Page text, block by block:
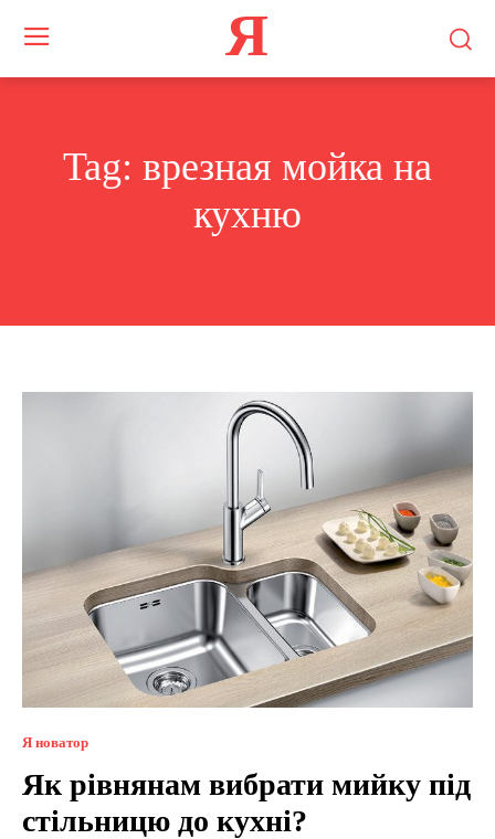
Я
Tag: врезная мойка на
кухню
Я новатор
Як рівнянам вибрати мийку під
стільницю до кухні?